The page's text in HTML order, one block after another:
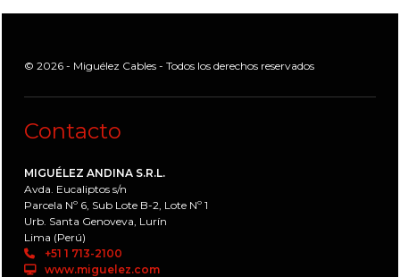
© 2026 - Miguélez Cables - Todos los derechos reservados
Contacto
MIGUÉLEZ ANDINA S.R.L.
Avda. Eucaliptos s/n
Parcela Nº 6, Sub Lote B-2, Lote Nº 1
Urb. Santa Genoveva, Lurín
Lima (Perú)
+51 1 713-2100
www.miguelez.com